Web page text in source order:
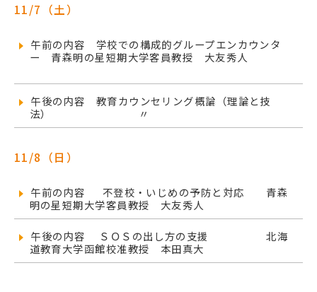
11/7（土）
午前の内容 学校での構成的グループエンカウンタ
ー 青森明の星短期大学客員教授 大友秀人
午後の内容 教育カウンセリング概論（理論と技
法）
〃
11/8（日）
午前の内容 不登校・いじめの予防と対応 青森
明の星短期大学客員教授 大友秀人
午後の内容 ＳＯＳの出し方の支援 北海
道教育大学函館校准教授 本田真大